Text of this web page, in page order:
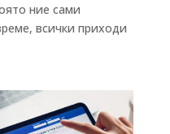
ние сами
всички приходи